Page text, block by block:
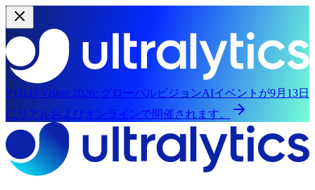
YOLO Vision 2026: グローバルビジョンAIイベントが9月13日
にリアルおよびオンラインで開催されます。